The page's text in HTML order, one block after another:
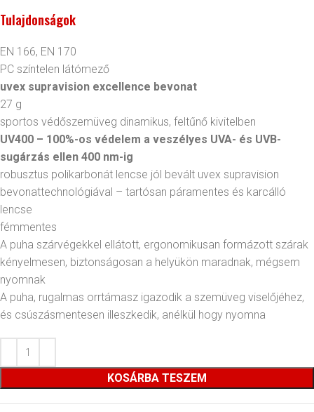
Tulajdonságok
EN 166, EN 170
PC színtelen látómező
uvex supravision excellence bevonat
27 g
sportos védőszemüveg dinamikus, feltűnő kivitelben
UV400 – 100%-os védelem a veszélyes UVA- és UVB-
sugárzás ellen 400 nm-ig
robusztus polikarbonát lencse jól bevált uvex supravision
bevonattechnológiával – tartósan páramentes és karcálló
lencse
fémmentes
A puha szárvégekkel ellátott, ergonomikusan formázott szárak
kényelmesen, biztonságosan a helyükön maradnak, mégsem
nyomnak
A puha, rugalmas orrtámasz igazodik a szemüveg viselőjéhez,
és csúszásmentesen illeszkedik, anélkül hogy nyomna
KOSÁRBA TESZEM